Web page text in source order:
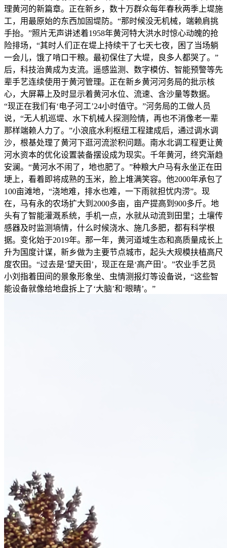
理黄河的新篇章。正在新乡，数十万群众每年春秋两季上堤施
工，用最原始的东西加固堤防。“那时候没无机械，端赖肩挑
手抬。”照片无声讲述着1958年黄河特大洪水时惊心动魄的抢
险排场，“其时人们正在堤上持续干了七天七夜，困了当场躺
一会儿，饿了啃口干粮。最初保住了大堤，良多人都哭了。”
后，科技治黄成为支流。遥感监测、数字模仿、智能预警等先
辈手艺连续使用于黄河管理。正在新乡黄河河务局的批示核
心，大屏幕上及时显示着黄河水位、流速、含沙量等数据。
“现正在我们有‘电子河工’24小时值守。”河务局的工做人员
说，“无人机巡堤、水下机械人探测险情，再也不消像老一辈
那样端赖人力了。”小浪底水利枢纽工程建成后，通过调水调
沙，根基处理了黄河下逛河流淤积问题。南水北调工程更让黄
河水资本的优化设置装备摆设成为现实。千年黄河，终究渐趋
安澜。“黄河水不闹了，地也肥了。”种粮大户马有永坐正在田
埂上，看着即将成熟的玉米，脸上堆满笑容。他2000年承包了
100亩滩地，“浇地难，排水也难，一下雨就担忧内涝”。现
在，马有永的农场扩大到2000多亩，亩产提高到900多斤。地
头有了智能灌溉系统，手机一点，水就从动流到田里；土壤传
感器及时监测墒情，什么时候浇水、施几多肥，都有科学根
据。变化始于2019年。那一年，黄河道域生态和高质量成长上
升为国度计谋，新乡做为主要节点城市，起头大规模扶植高尺
度农田。“过去是‘望天田’，现正在是‘高产田’。”农业手艺员
小刘指着田间的景象形象坐、虫情测报灯等设备说，“这些智
能设备就像给地盘拆上了‘大脑’和‘眼睛’。”